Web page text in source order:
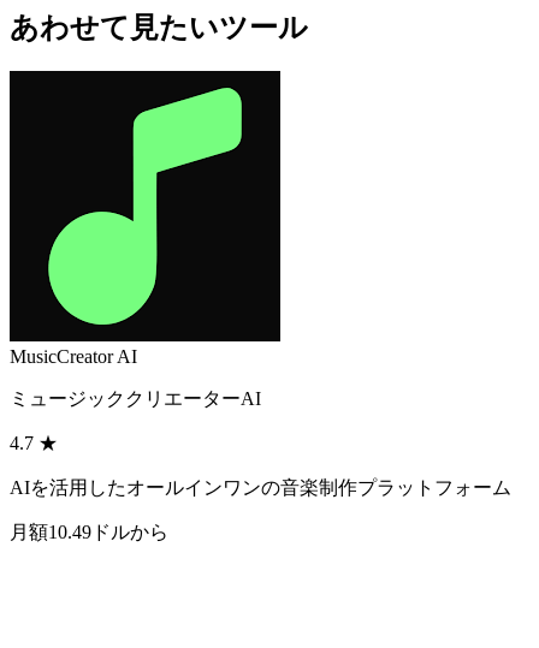
あわせて見たいツール
MusicCreator AI
ミュージッククリエーターAI
4.7 ★
AIを活用したオールインワンの音楽制作プラットフォーム
月額10.49ドルから